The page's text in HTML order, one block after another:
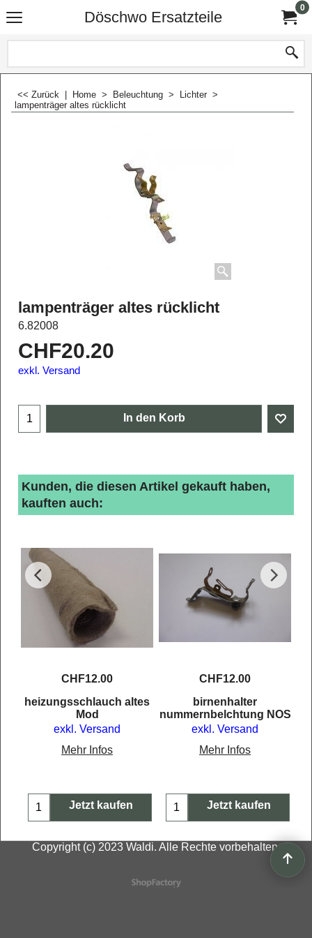
Döschwo Ersatzteile
0
<< Zurück Home > Beleuchtung > Lichter >
lampenträger altes rücklicht
lampenträger altes rücklicht
6.82008
CHF20.20
exkl. Versand
In den Korb
Kunden, die diesen Artikel gekauft haben,
kauften auch:
CHF12.00
heizungsschlauch altes
Mod
exkl. Versand
Mehr Infos
Jetzt kaufen
CHF12.00
birnenhalter
nummernbelchtung NOS
exkl. Versand
Mehr Infos
Jetzt kaufen
Copyright (c) 2023 Waldi. Alle Rechte vorbehalten.
WebShop erstellt mit
ShopFactory Shop